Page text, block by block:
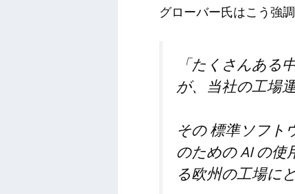
グローバー氏はこう強調
「たくさんある中
が、当社の工場
その標準ソフト
のための AI の使
る欧州の工場に